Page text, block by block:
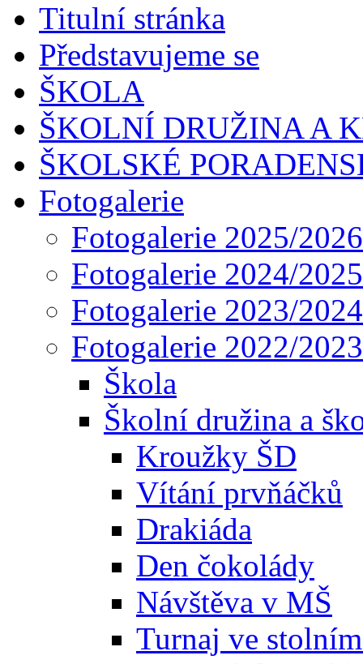
Titulní stránka
Představujeme se
ŠKOLA
ŠKOLNÍ DRUŽINA A
ŠKOLSKÉ
Fotogalerie
Fotogalerie 2025/2026
Fotogalerie 2024/2025
Fotogalerie 2023/2024
Fotogalerie 2022/2023
Škola
Školní družina a
Kroužky ŠD
Vítání prvňáčků
Drakiáda
Den čokolády
Návštěva v MŠ
Turnaj ve